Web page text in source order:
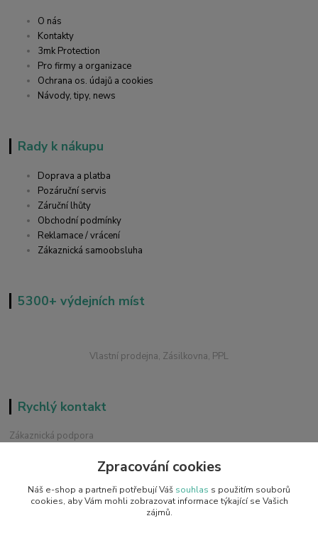
O nás
Kontakty
3mk Protection
Pro firmy a organizace
Ochrana os. údajů a cookies
Návody, tipy, news
Rady k nákupu
Doprava a platba
Pozáruční servis
Záruční lhůty
Obchodní podmínky
Reklamace / vrácení
Zákaznická samoobsluha
5300+ výdejních míst
Vlastní prodejna, Zásilkovna, PPL
Rychlý kontakt
Zákaznická podpora
Chat / Online podpora - 24/7
info@emobilky.cz
Zpracování cookies
Náš e-shop a partneři potřebují Váš souhlas s použitím souborů
cookies, aby Vám mohli zobrazovat informace týkající se Vašich
zájmů.